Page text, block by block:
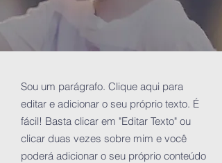
Sou um parágrafo. Clique aqui para
editar e adicionar o seu próprio texto. É
fácil! Basta clicar em "Editar Texto" ou
clicar duas vezes sobre mim e você
poderá adicionar o seu próprio conteúdo